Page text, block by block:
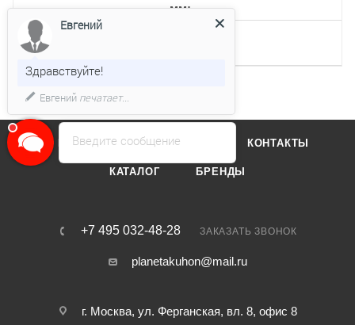
мм
Кол-во 2-х контурных
О КОМПАНИИ ОТЗЫВЫ КОНТАКТЫ
КАТАЛОГ БРЕНДЫ
+7 495 032-48-28 ЗАКАЗАТЬ ЗВОНОК
planetakuhon@mail.ru
г. Москва, ул. Ферганская, вл. 8, офис 8
Введите сообщение
Евгений
Здравствуйте!
Евгенийпечатает...